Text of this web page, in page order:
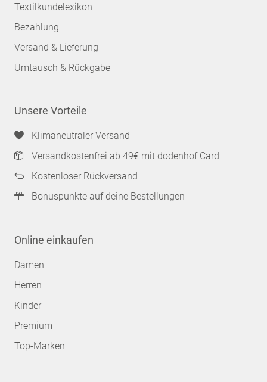
Textilkundelexikon
Bezahlung
Versand & Lieferung
Umtausch & Rückgabe
Unsere Vorteile
Klimaneutraler Versand
Versandkostenfrei ab 49€ mit dodenhof Card
Kostenloser Rückversand
Bonuspunkte auf deine Bestellungen
Online einkaufen
Damen
Herren
Kinder
Premium
Top-Marken